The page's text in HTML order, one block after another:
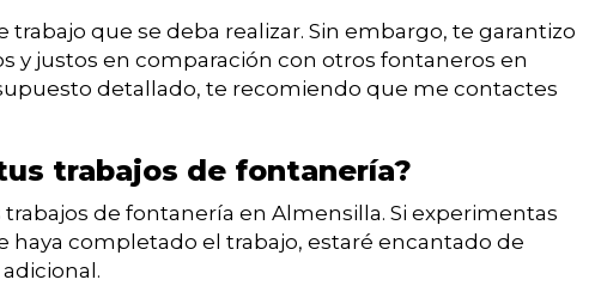
trabajo que se deba realizar. Sin embargo, te garantizo
y justos en comparación con otros fontaneros en
detallado, te recomiendo que me contactes
trabajos de fontanería?
de fontanería en Almensilla. Si experimentas
completado el trabajo, estaré encantado de